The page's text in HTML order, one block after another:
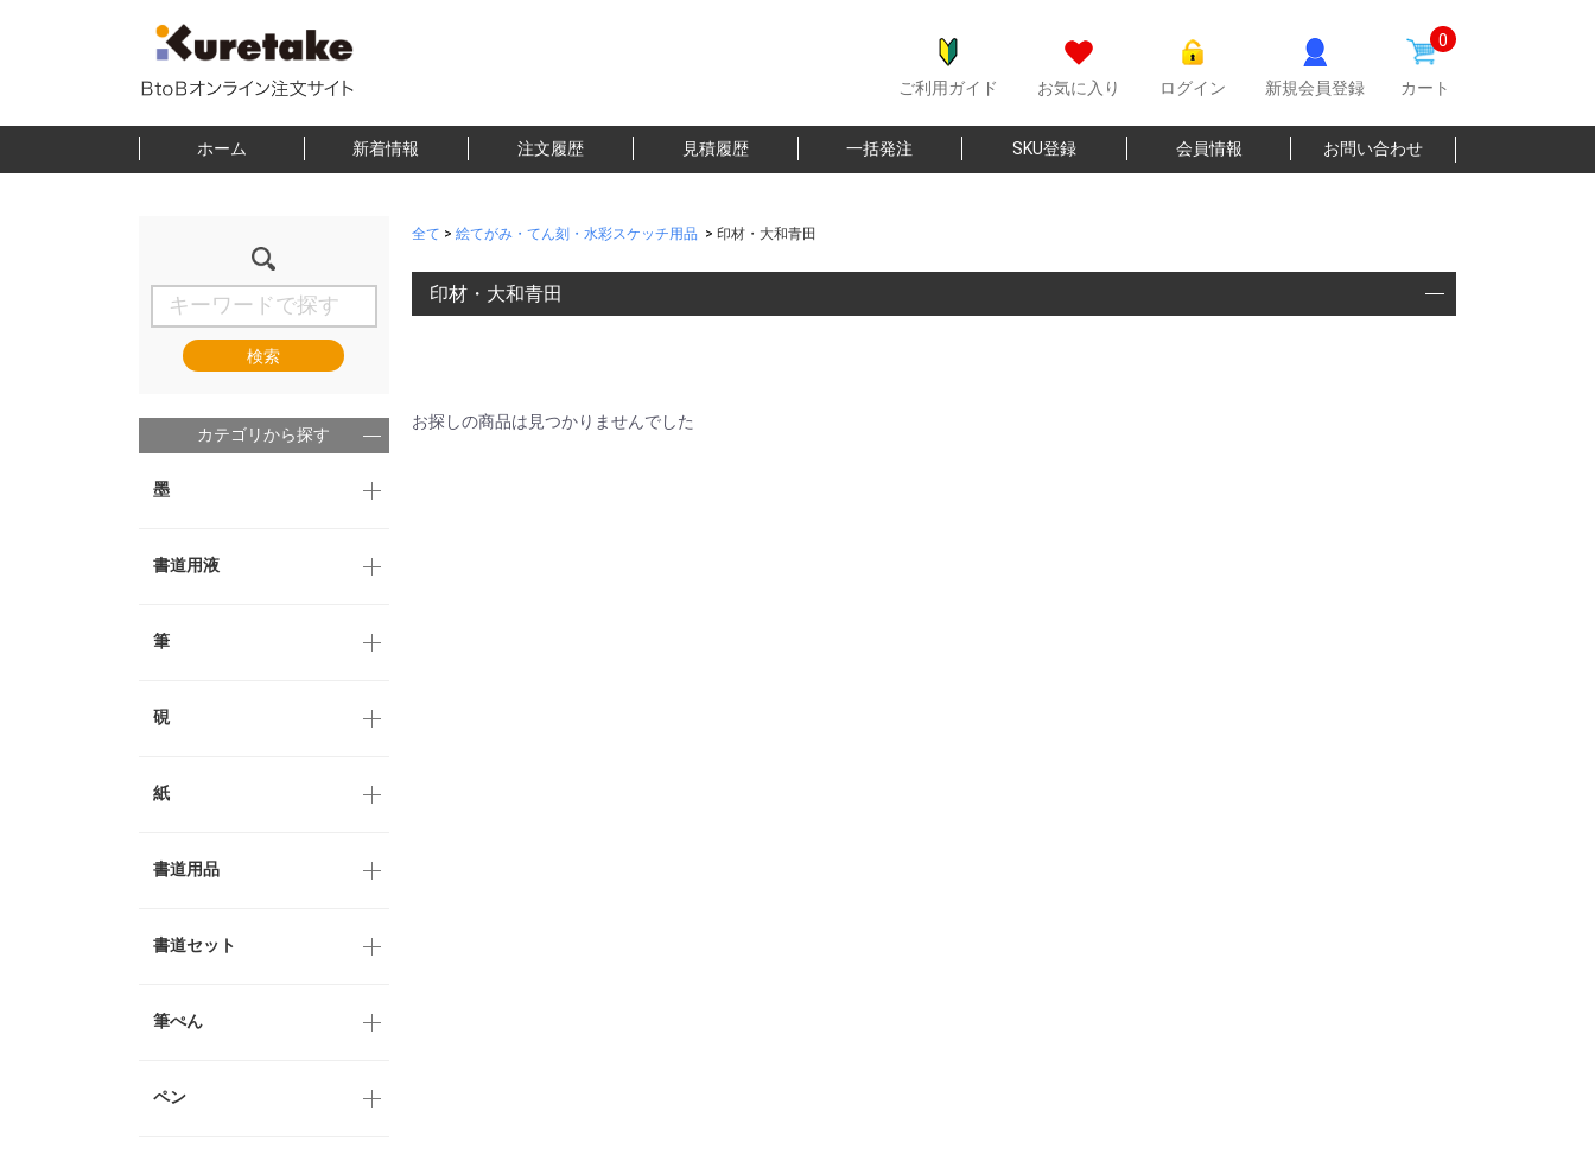
ご利用ガイド お気に入り ログイン 新規会員登録
0
カート
ホーム 新着情報 注文履歴 見積履歴 一括発注 SKU登録 会員情報 お問い合わせ
検索
カテゴリから探す
墨
書道用液
筆
硯
紙
書道用品
書道セット
筆ぺん
ペン
全て > 絵てがみ・てん刻・水彩スケッチ用品 > 印材・大和青田
印材・大和青田
お探しの商品は見つかりませんでした